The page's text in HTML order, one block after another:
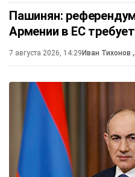
Пашинян:
Армении в ЕС
7 августа 2026, 14:29 Иван Тихонов ,